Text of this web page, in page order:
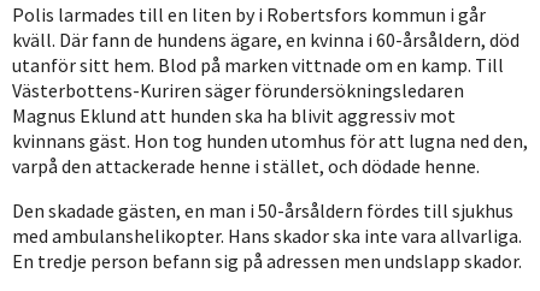
Polis larmades till en liten by i Robertsfors kommun i går
kväll. Där fann de hundens ägare, en kvinna i 60-årsåldern, död
utanför sitt hem. Blod på marken vittnade om en kamp. Till
Västerbottens-Kuriren säger förundersökningsledaren
Magnus Eklund att hunden ska ha blivit aggressiv mot
kvinnans gäst. Hon tog hunden utomhus för att lugna ned den,
varpå den attackerade henne i stället, och dödade henne.
Den skadade gästen, en man i 50-årsåldern fördes till sjukhus
med ambulanshelikopter. Hans skador ska inte vara allvarliga.
En tredje person befann sig på adressen men undslapp skador.